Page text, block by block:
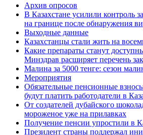
Архив опросов
В Казахстане усилили контроль
на границе после обнаружения
Выходные данные
Казахстанцы стали жить на
Какие препараты станут
Минздрав расширяет перечень
Малина за 5000 тенге: сезон
Мероприятия
Обязательные пенсионные
будут платить работодатели в
От создателей дубайского
мороженое уже на прилавках
Получение пенсии упростили в
Президент страны поддержал